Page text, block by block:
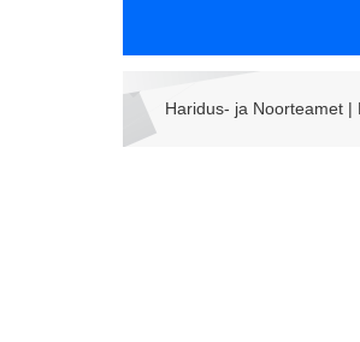
Haridus- ja Noorteamet |